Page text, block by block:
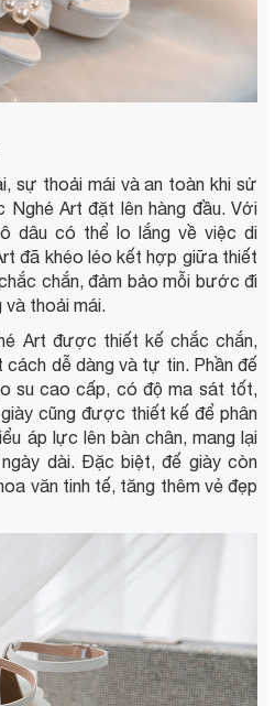
sự thoải mái và an toàn khi sử
Nghé Art đặt lên hàng đầu. Với
dâu có thể lo lắng về việc di
đã khéo léo kết hợp giữa thiết
chắn, đảm bảo mỗi bước đi
và thoải mái.
Art được thiết kế chắc chắn,
cách dễ dàng và tự tin. Phần đế
su cao cấp, có độ ma sát tốt,
cũng được thiết kế để phân
áp lực lên bàn chân, mang lại
dài. Đặc biệt, đế giày còn
văn tinh tế, tăng thêm vẻ đẹp